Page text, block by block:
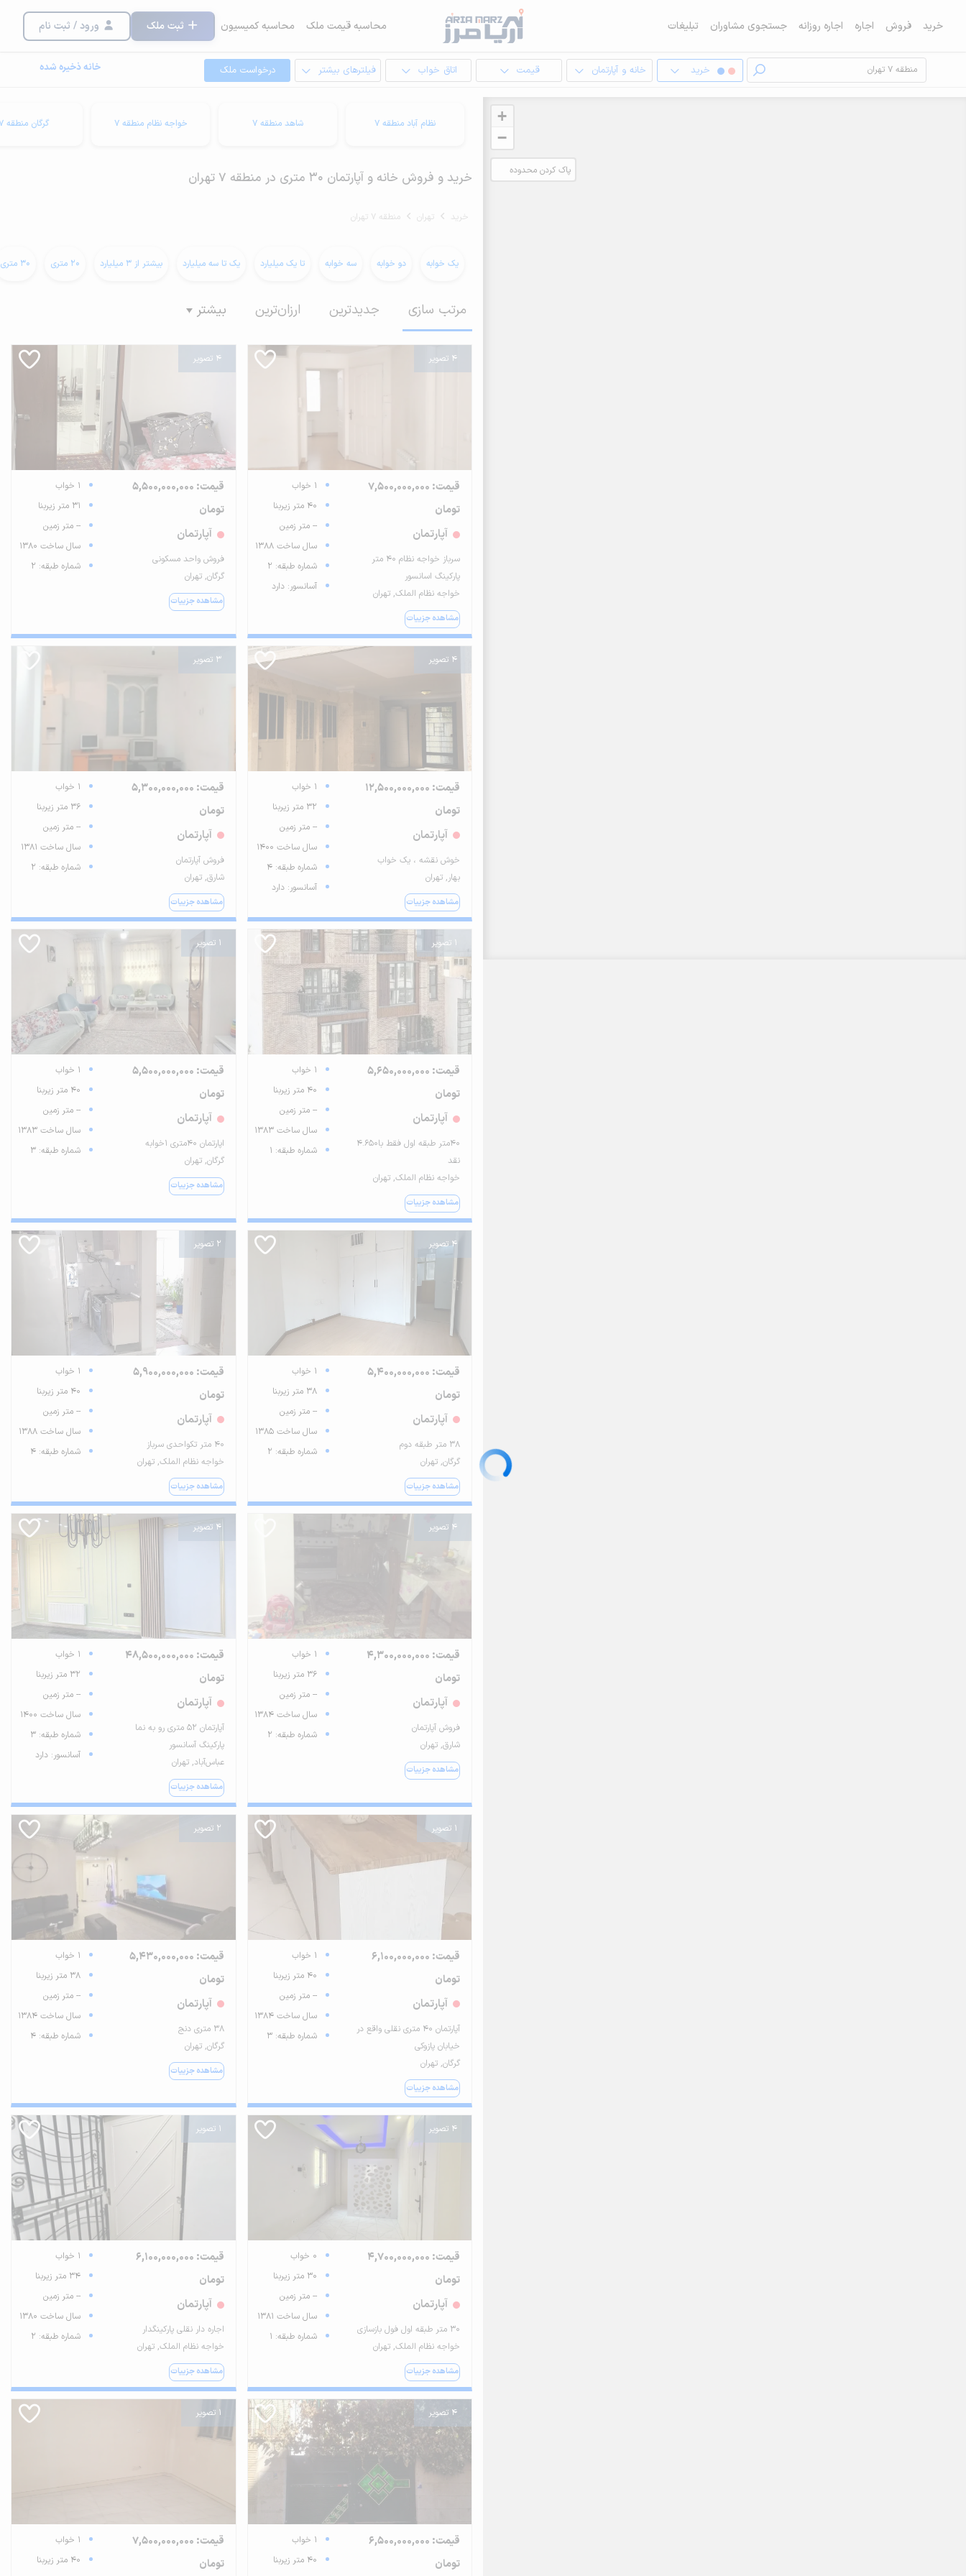
خرید فروش اجاره اجاره روزانه جستجوی مشاوران تبلیغات محاسبه قیمت ملک محاسبه کمیسیون ثبت ملک ورود / ثبت نام
خرید خانه و آپارتمان قیمت اتاق خواب فیلترهای بیشتر درخواست ملک خانه ذخیره شده
+
−
پاک کردن محدوده
نظام آباد منطقه 7 شاهد منطقه 7 خواجه نظام منطقه 7 گرگان منطقه 7
خرید و فروش خانه و آپارتمان 30 متری در منطقه 7 تهران
خرید تهران منطقه 7 تهران
یک خوابه دو خوابه سه خوابه تا یک میلیارد یک تا سه میلیارد بیشتر از 3 میلیارد 20 متری 30 متری
مرتب سازی جدیدترین ارزان‌ترین بیشتر
4 تصویر
قیمت: 7,500,000,000
تومان
آپارتمان
سرباز خواجه نظام 40 متر
پارکینگ اسانسور
خواجه نظام الملک, تهران
مشاهده جزییات
1 خواب
40 متر زیربنا
-- متر زمین
سال ساخت 1388
شماره طبقه: 2
آسانسور: دارد
4 تصویر
قیمت: 5,500,000,000
تومان
آپارتمان
فروش واحد مسکونی
گرگان, تهران
مشاهده جزییات
1 خواب
31 متر زیربنا
-- متر زمین
سال ساخت 1380
شماره طبقه: 2
4 تصویر
قیمت: 12,500,000,000
تومان
آپارتمان
خوش نقشه ، یک خواب
بهار, تهران
مشاهده جزییات
1 خواب
32 متر زیربنا
-- متر زمین
سال ساخت 1400
شماره طبقه: 4
آسانسور: دارد
3 تصویر
قیمت: 5,300,000,000
تومان
آپارتمان
فروش آپارتمان
شارق, تهران
مشاهده جزییات
1 خواب
36 متر زیربنا
-- متر زمین
سال ساخت 1381
شماره طبقه: 2
1 تصویر
قیمت: 5,650,000,000
تومان
آپارتمان
۴۰متر طبقه اول فقط با۴.۶۵۰
نقد
خواجه نظام الملک, تهران
مشاهده جزییات
1 خواب
40 متر زیربنا
-- متر زمین
سال ساخت 1383
شماره طبقه: 1
1 تصویر
قیمت: 5,500,000,000
تومان
آپارتمان
اپارتمان ۴۰متری ۱خوابه
گرگان, تهران
مشاهده جزییات
1 خواب
40 متر زیربنا
-- متر زمین
سال ساخت 1383
شماره طبقه: 3
4 تصویر
قیمت: 5,400,000,000
تومان
آپارتمان
۳۸ متر طبقه دوم
گرگان, تهران
مشاهده جزییات
1 خواب
38 متر زیربنا
-- متر زمین
سال ساخت 1385
شماره طبقه: 2
2 تصویر
قیمت: 5,900,000,000
تومان
آپارتمان
۴۰ متر تکواحدی سرباز
خواجه نظام الملک, تهران
مشاهده جزییات
1 خواب
40 متر زیربنا
-- متر زمین
سال ساخت 1388
شماره طبقه: 4
4 تصویر
قیمت: 4,300,000,000
تومان
آپارتمان
فروش آپارتمان
شارق, تهران
مشاهده جزییات
1 خواب
36 متر زیربنا
-- متر زمین
سال ساخت 1384
شماره طبقه: 2
4 تصویر
قیمت: 48,500,000,000
تومان
آپارتمان
آپارتمان ۵۲ متری رو به نما
پارکینگ آسانسور
عباس‌آباد, تهران
مشاهده جزییات
1 خواب
32 متر زیربنا
-- متر زمین
سال ساخت 1400
شماره طبقه: 3
آسانسور: دارد
1 تصویر
قیمت: 6,100,000,000
تومان
آپارتمان
آپارتمان ۴۰ متری نقلی واقع در
خیابان پازوکی
گرگان, تهران
مشاهده جزییات
1 خواب
40 متر زیربنا
-- متر زمین
سال ساخت 1384
شماره طبقه: 3
2 تصویر
قیمت: 5,430,000,000
تومان
آپارتمان
۳۸ متری دنج
گرگان, تهران
مشاهده جزییات
1 خواب
38 متر زیربنا
-- متر زمین
سال ساخت 1384
شماره طبقه: 4
4 تصویر
قیمت: 4,700,000,000
تومان
آپارتمان
۳۰ متر طبقه اول فول بازسازی
خواجه نظام الملک, تهران
مشاهده جزییات
0 خواب
30 متر زیربنا
-- متر زمین
سال ساخت 1381
شماره طبقه: 1
1 تصویر
قیمت: 6,100,000,000
تومان
آپارتمان
اجاره دار نقلی پارکینگدار
خواجه نظام الملک, تهران
مشاهده جزییات
1 خواب
34 متر زیربنا
-- متر زمین
سال ساخت 1380
شماره طبقه: 2
4 تصویر
قیمت: 6,500,000,000
تومان
1 خواب
40 متر زیربنا
1 تصویر
قیمت: 7,500,000,000
تومان
1 خواب
40 متر زیربنا